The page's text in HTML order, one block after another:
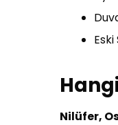
Nilüfer,